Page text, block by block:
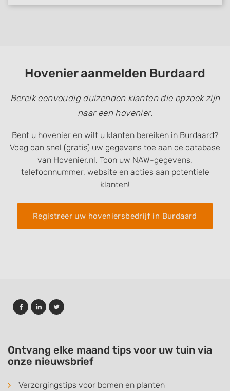
Hovenier aanmelden Burdaard
Bereik eenvoudig duizenden klanten die opzoek zijn
naar een hovenier.
Bent u hovenier en wilt u klanten bereiken in Burdaard?
Voeg dan snel (gratis) uw gegevens toe aan de database
van Hovenier.nl. Toon uw NAW-gegevens,
telefoonnummer, website en acties aan potentiele
klanten!
Registreer uw hoveniersbedrijf in Burdaard
Ontvang elke maand tips voor uw tuin via
onze nieuwsbrief
Verzorgingstips voor bomen en planten